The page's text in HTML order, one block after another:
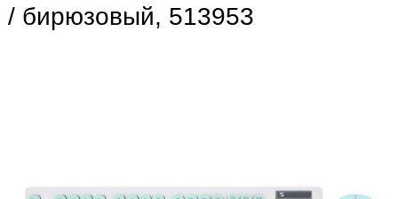
/ бирюзовый, 513953